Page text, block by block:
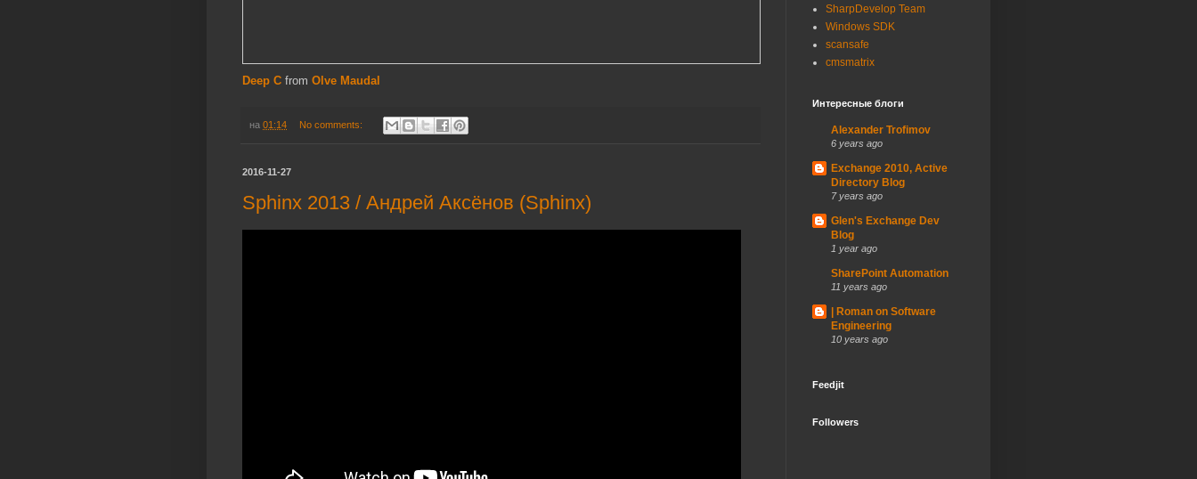
Deep C from Olve Maudal
на 01:14 No comments:
2016-11-27
Sphinx 2013 / Андрей Аксёнов (Sphinx)
SharpDevelop Team
Windows SDK
scansafe
cmsmatrix
Интересные блоги
Alexander Trofimov
6 years ago
Exchange 2010, Active
Directory Blog
7 years ago
Glen's Exchange Dev
Blog
1 year ago
SharePoint Automation
11 years ago
| Roman on Software
Engineering
10 years ago
Feedjit
Followers